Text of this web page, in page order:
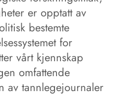
er opptatt av
bestemte
for
vårt kjennskap
omfattende
av tannlegejournaler